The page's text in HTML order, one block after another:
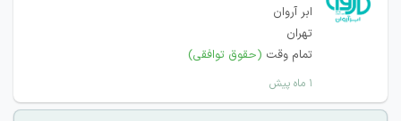
ابر آروان
تهران
تمام وقت (حقوق توافقی)
۱ ماه پیش